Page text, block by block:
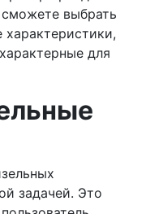
выбрать
характеристики,
для
задачей. Это